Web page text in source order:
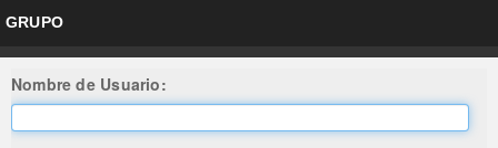
FEEEDBACK
FOROS
GRUPO
Nombre de Usuario: